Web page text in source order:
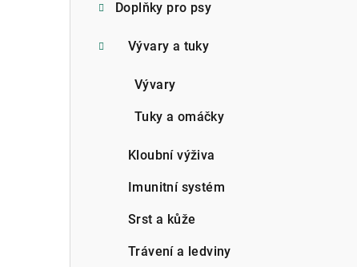
Doplňky pro psy
Vývary a tuky
Vývary
Tuky a omáčky
Kloubní výživa
Imunitní systém
Srst a kůže
Trávení a ledviny